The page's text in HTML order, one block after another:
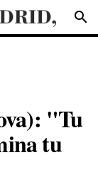
search
"Tu
tu